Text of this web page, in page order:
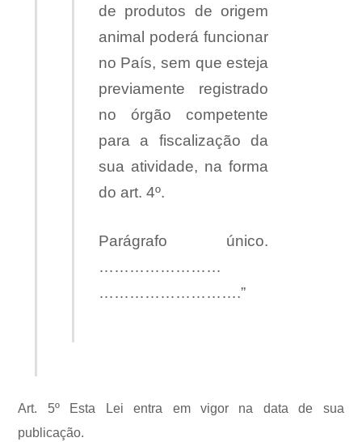
de produtos de origem
animal poderá funcionar
no País, sem que esteja
previamente registrado
no órgão competente
para a fiscalização da
sua atividade, na forma
do art. 4º.
Parágrafo único.
……………………
……………………….”
Art. 5º Esta Lei entra em vigor na data de sua
publicação.